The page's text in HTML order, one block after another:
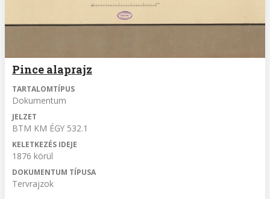
Pince alaprajz
TARTALOMTÍPUS
Dokumentum
JELZET
BTM KM ÉGY 532.1
KELETKEZÉS IDEJE
1876 körül
DOKUMENTUM TÍPUSA
Tervrajzok